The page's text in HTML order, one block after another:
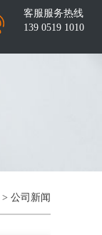
客服服务热线
139 0519 1010
> 公司新闻